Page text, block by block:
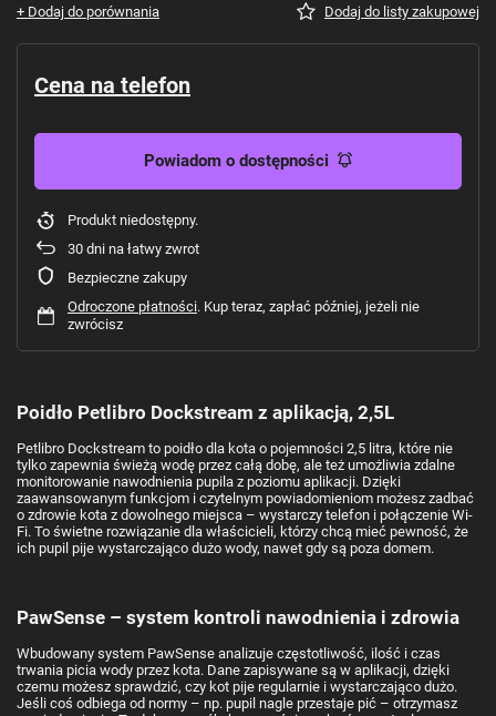
+ Dodaj do porównania Dodaj do listy zakupowej
Cena na telefon
Powiadom o dostępności
Produkt niedostępny
30 dni na łatwy zwrot
Bezpieczne zakupy
Odroczone płatności. Kup teraz, zapłać później, jeżeli nie
zwrócisz
Poidło Petlibro Dockstream z aplikacją, 2,5L
Petlibro Dockstream to poidło dla kota o pojemności 2,5 litra, które nie
tylko zapewnia świeżą wodę przez całą dobę, ale też umożliwia zdalne
monitorowanie nawodnienia pupila z poziomu aplikacji. Dzięki
zaawansowanym funkcjom i czytelnym powiadomieniom możesz zadbać
o zdrowie kota z dowolnego miejsca – wystarczy telefon i połączenie Wi-
Fi. To świetne rozwiązanie dla właścicieli, którzy chcą mieć pewność, że
ich pupil pije wystarczająco dużo wody, nawet gdy są poza domem.
PawSense – system kontroli nawodnienia i zdrowia
Wbudowany system PawSense analizuje częstotliwość, ilość i czas
trwania picia wody przez kota. Dane zapisywane są w aplikacji, dzięki
czemu możesz sprawdzić, czy kot pije regularnie i wystarczająco dużo.
Jeśli coś odbiega od normy – np. pupil nagle przestaje pić – otrzymasz